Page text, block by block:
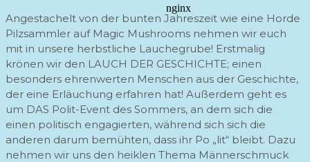
Angestachelt von der bunten Jahreszeit wie eine Horde
Pilzsammler auf Magic Mushrooms nehmen wir euch
mit in unsere herbstliche Lauchegrube! Erstmalig
krönen wir den LAUCH DER GESCHICHTE; einen
besonders ehrenwerten Menschen aus der Geschichte,
der eine Erläuchung erfahren hat! Außerdem geht es
um DAS Polit-Event des Sommers, an dem sich die
einen politisch engagierten, während sich sich die
anderen darum bemühten, dass ihr Po „lit“ bleibt. Dazu
nehmen wir uns den heiklen Thema Männerschmuck